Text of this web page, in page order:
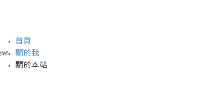
首頁
關於我
關於本站